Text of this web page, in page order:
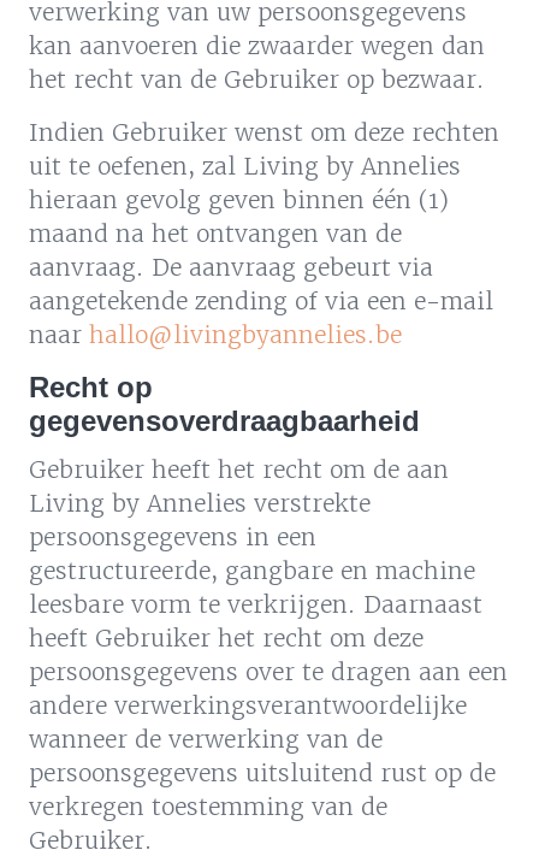
verwerking van uw persoonsgegevens
kan aanvoeren die zwaarder wegen dan
het recht van de Gebruiker op bezwaar.
Indien Gebruiker wenst om deze rechten
uit te oefenen, zal Living by Annelies
hieraan gevolg geven binnen één (1)
maand na het ontvangen van de
aanvraag. De aanvraag gebeurt via
aangetekende zending of via een e-mail
naar hallo@livingbyannelies.be
Recht op
gegevensoverdraagbaarheid
Gebruiker heeft het recht om de aan
Living by Annelies verstrekte
persoonsgegevens in een
gestructureerde, gangbare en machine
leesbare vorm te verkrijgen. Daarnaast
heeft Gebruiker het recht om deze
persoonsgegevens over te dragen aan een
andere verwerkingsverantwoordelijke
wanneer de verwerking van de
persoonsgegevens uitsluitend rust op de
verkregen toestemming van de
Gebruiker.